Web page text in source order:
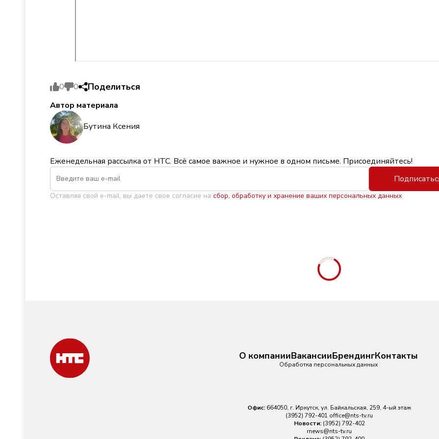
0 0 Поделиться
Автор материала
Бутина Ксения
Еженедельная рассылка от НТС. Всё самое важное и нужное в одном письме. Присоединяйтесь!
Оставляя свой e-mail, вы даете свое согласие на сбор, обработку и хранение ваших персональных данных
О компанииВакансииБрендингКонтакты
Обработка персональных данных
Офис: 664050, г. Иркутск, ул. Байкальская, 259, 4-ый этаж
(3952) 792-401 office@nts-tv.ru
Новости: (3952) 792-402
rnews@nts-tv.ru